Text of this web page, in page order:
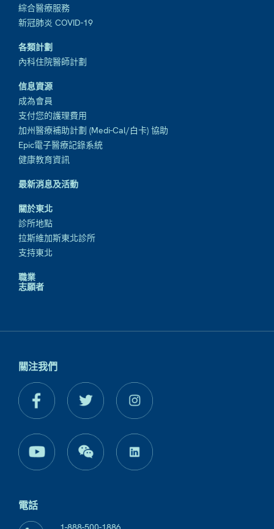
綜合醫療服務
新冠肺炎 COVID-19
各類計劃
內科住院醫師計劃
信息資源
成為會員
支付您的護理費用
加州醫療補助計劃 (Medi-Cal/白卡) 協助
Epic電子醫療記錄系統
健康教育資訊
最新消息及活動
關於東北
診所地點
拉斯維加斯東北診所
支持東北
職業
志願者
關注我們
電話